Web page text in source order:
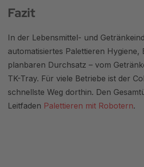
Fazit
In der Lebensmittel- und
automatisiertes Palettieren Hygiene,
planbaren Durchsatz – vom
TK-Tray. Für viele Betriebe ist der
schnellste Weg dorthin. Den
Leitfaden Palettieren mit Robotern.